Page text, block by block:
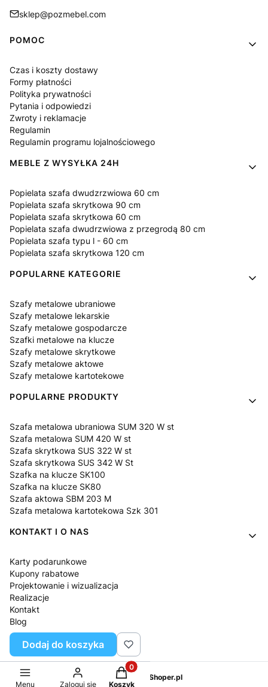
sklep@pozmebel.com
Linki w stopce
POMOC
Czas i koszty dostawy
Formy płatności
Polityka prywatności
Pytania i odpowiedzi
Zwroty i reklamacje
Regulamin
Regulamin programu lojalnościowego
MEBLE Z WYSYŁKA 24H
Popielata szafa dwudzrzwiowa 60 cm
Popielata szafa skrytkowa 90 cm
Popielata szafa skrytkowa 60 cm
Popielata szafa dwudrzwiowa z przegrodą 80 cm
Popielata szafa typu l - 60 cm
Popielata szafa skrytkowa 120 cm
POPULARNE KATEGORIE
Szafy metalowe ubraniowe
Szafy metalowe lekarskie
Szafy metalowe gospodarcze
Szafki metalowe na klucze
Szafy metalowe skrytkowe
Szafy metalowe aktowe
Szafy metalowe kartotekowe
POPULARNE PRODUKTY
Szafa metalowa ubraniowa SUM 320 W st
Szafa metalowa SUM 420 W st
Szafa skrytkowa SUS 322 W st
Szafa skrytkowa SUS 342 W St
Szafka na klucze SK100
Szafka na klucze SK80
Szafa aktowa SBM 203 M
Szafa metalowa kartotekowa Szk 301
KONTAKT I O NAS
Karty podarunkowe
Kupony rabatowe
Projektowanie i wizualizacja
Realizacje
Kontakt
Blog
O nas
Pytania i odpowiedzi
Sklep internetowy Shoper.pl
Dodaj do koszyka
Menu Zaloguj się
Produkty w koszyku: 0. Zobacz
Koszyk